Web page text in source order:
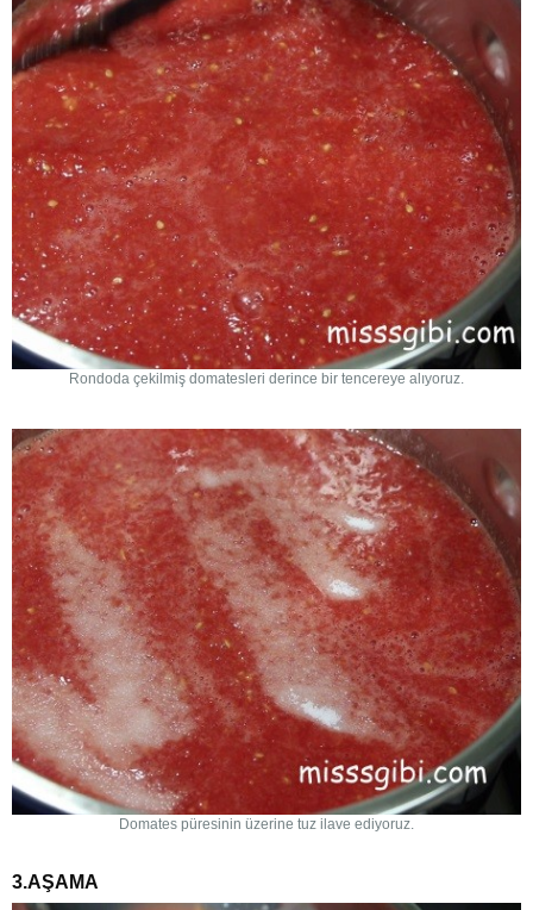
Rondoda çekilmiş domatesleri derince bir tencereye alıyoruz.
Domates püresinin üzerine tuz ilave ediyoruz.
3.AŞAMA